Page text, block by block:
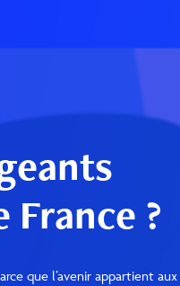
?
que l’avenir appartient aux